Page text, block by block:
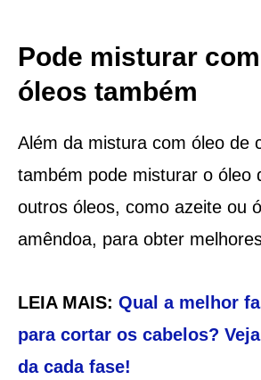
Pode misturar
óleos também
Além da mistura com óleo de
também pode misturar o óleo
outros óleos, como azeite ou
amêndoa, para obter
LEIA MAIS: Qual a melhor
para cortar os cabelos?
da cada fase!